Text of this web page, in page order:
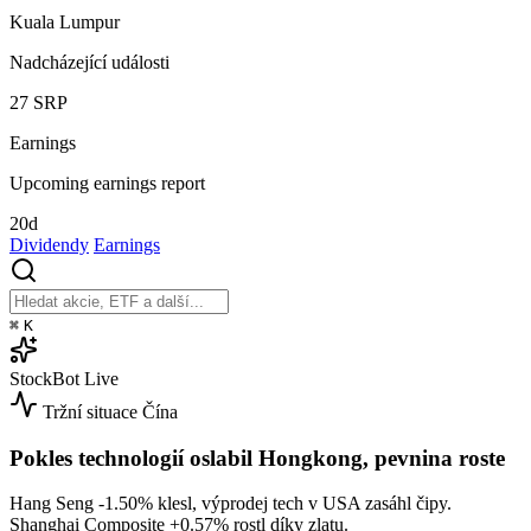
Kuala Lumpur
Nadcházející události
27 SRP
Earnings
Upcoming earnings report
20d
Dividendy Earnings
⌘ K
StockBot Live
Tržní situace Čína
Pokles technologií oslabil Hongkong, pevnina roste
Hang Seng -1.50% klesl, výprodej tech v USA zasáhl čipy.
Shanghai Composite +0.57% rostl díky zlatu.